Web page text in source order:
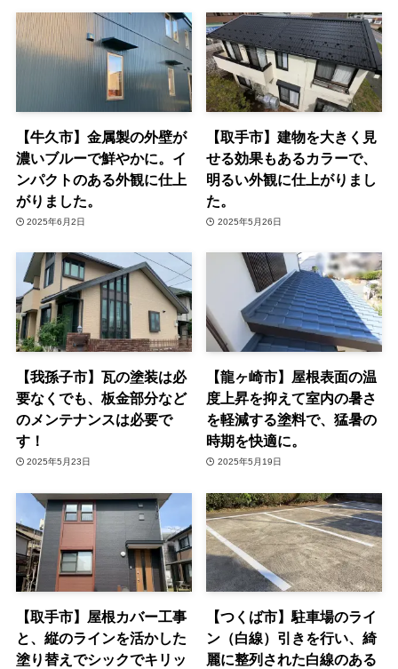
【牛久市】金属製の外壁が
濃いブルーで鮮やかに。イ
ンパクトのある外観に仕上
がりました。
2025年6月2日
【取手市】建物を大きく見
せる効果もあるカラーで、
明るい外観に仕上がりまし
た。
2025年5月26日
【我孫子市】瓦の塗装は必
要なくでも、板金部分など
のメンテナンスは必要で
す！
2025年5月23日
【龍ヶ崎市】屋根表面の温
度上昇を抑えて室内の暑さ
を軽減する塗料で、猛暑の
時期を快適に。
2025年5月19日
【取手市】屋根カバー工事
と、縦のラインを活かした
塗り替えでシックでキリッ
【つくば市】駐車場のライ
ン（白線）引きを行い、綺
麗に整列された白線のある